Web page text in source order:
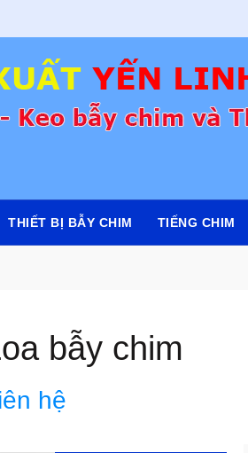
THIẾT BỊ BẪY CHIM TIẾNG CHIM
bẫy chim
hệ